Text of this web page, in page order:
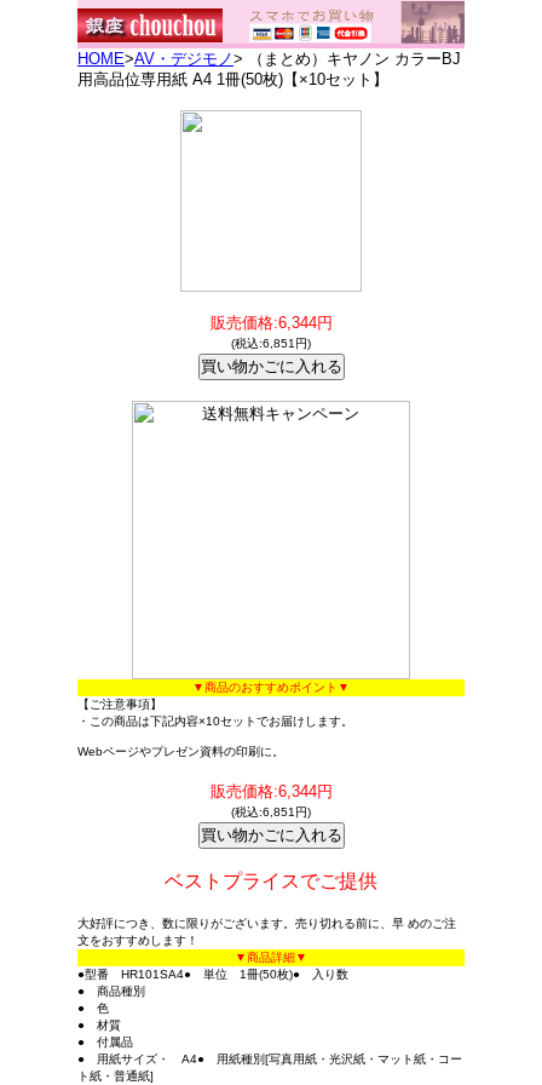
HOME>AV・デジモノ> （まとめ）キヤノン カラーBJ
用高品位専用紙 A4 1冊(50枚)【×10セット】
販売価格:6,344円
(税込:6,851円)
▼商品のおすすめポイント▼
【ご注意事項】
・この商品は下記内容×10セットでお届けします。
Webページやプレゼン資料の印刷に。
販売価格:6,344円
(税込:6,851円)
ベストプライスでご提供
大好評につき、数に限りがございます。売り切れる前に、早 めのご注
文をおすすめします！
▼商品詳細▼
●型番 HR101SA4● 単位 1冊(50枚)● 入り数
● 商品種別
● 色
● 材質
● 付属品
● 用紙サイズ・ A4● 用紙種別[写真用紙・光沢紙・マット紙・コー
ト紙・普通紙]